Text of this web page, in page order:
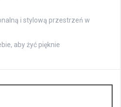
i stylową przestrzeń w
aby żyć pięknie